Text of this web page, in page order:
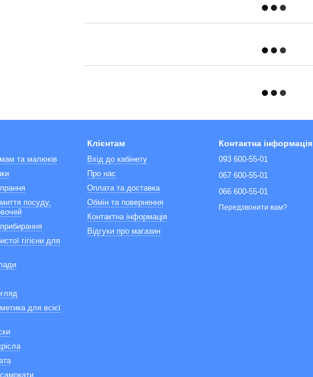
та малюків
посуду,
гігієни для
для всієї
Клієнтам
Вхід до кабінету
Про нас
Оплата та доставка
Обмін та повернення
Контактна інформація
Відгуки про магазин
Контактна інформація
093 600-55-01
067 600-55-01
066 600-55-01
Передзвонити вам?